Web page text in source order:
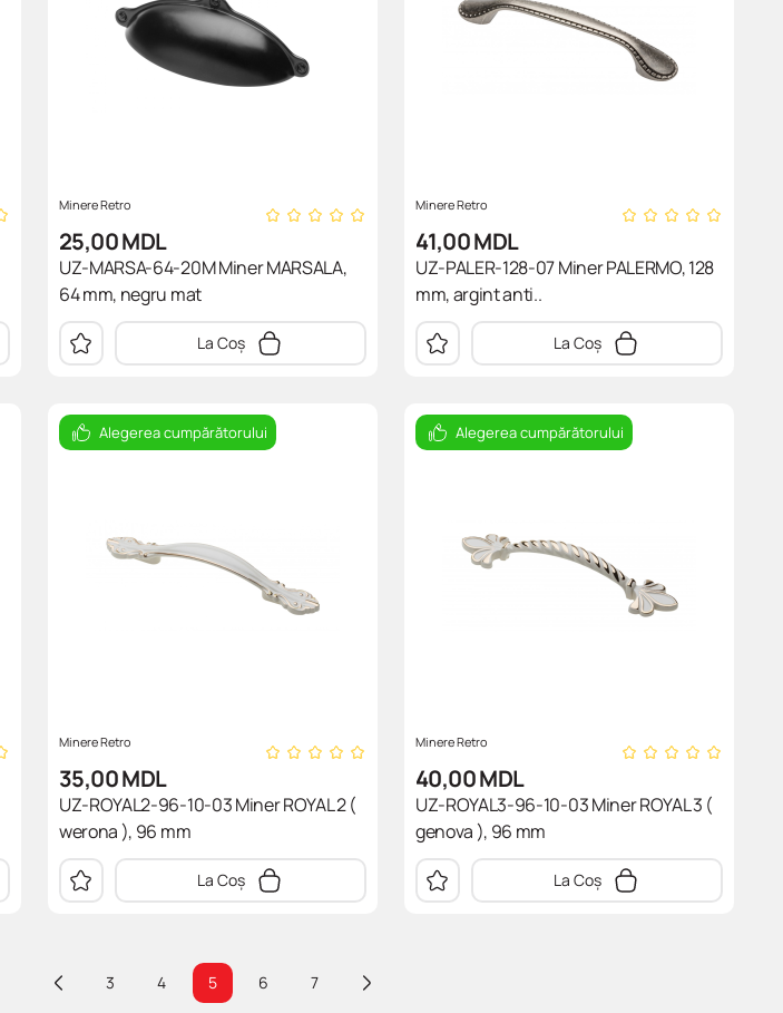
Minere Retro
25,00MDL
UZ-MARSA-64-20M Miner MARSALA,
64 mm, negru mat
La Coș
Minere Retro
41,00MDL
UZ-PALER-128-07 Miner PALERMO, 128
mm, argint anti..
La Coș
Alegerea cumpărătorului
Minere Retro
35,00MDL
UZ-ROYAL2-96-10-03 Miner ROYAL 2 (
werona ), 96 mm
La Coș
Alegerea cumpărătorului
Minere Retro
40,00MDL
UZ-ROYAL3-96-10-03 Miner ROYAL 3 (
genova ), 96 mm
La Coș
3 4 5 6 7